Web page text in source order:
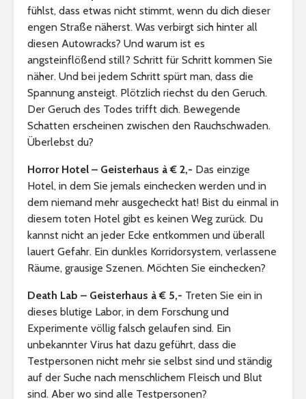
fühlst, dass etwas nicht stimmt, wenn du dich dieser
engen Straße näherst. Was verbirgt sich hinter all
diesen Autowracks? Und warum ist es
angsteinflößend still? Schritt für Schritt kommen Sie
näher. Und bei jedem Schritt spürt man, dass die
Spannung ansteigt. Plötzlich riechst du den Geruch.
Der Geruch des Todes trifft dich. Bewegende
Schatten erscheinen zwischen den Rauchschwaden.
Überlebst du?
Horror Hotel – Geisterhaus à € 2,- Das einzige
Hotel, in dem Sie jemals einchecken werden und in
dem niemand mehr ausgecheckt hat! Bist du einmal in
diesem toten Hotel gibt es keinen Weg zurück. Du
kannst nicht an jeder Ecke entkommen und überall
lauert Gefahr. Ein dunkles Korridorsystem, verlassene
Räume, grausige Szenen. Möchten Sie einchecken?
Death Lab – Geisterhaus à € 5,- Treten Sie ein in
dieses blutige Labor, in dem Forschung und
Experimente völlig falsch gelaufen sind. Ein
unbekannter Virus hat dazu geführt, dass die
Testpersonen nicht mehr sie selbst sind und ständig
auf der Suche nach menschlichem Fleisch und Blut
sind. Aber wo sind alle Testpersonen?